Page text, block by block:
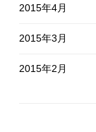
2015年4月
2015年3月
2015年2月